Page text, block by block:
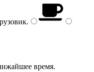
.
время.